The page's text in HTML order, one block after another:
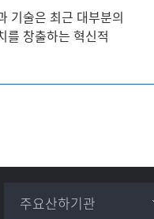
기술은 최근 대부분의
를 창출하는 혁신적
주요산하기관